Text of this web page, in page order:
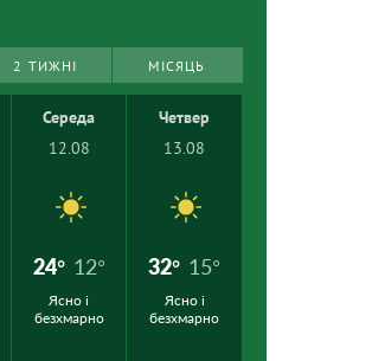
2 ТИЖНІ МІСЯЦЬ
Середа
12.08
24° 12°
Ясно і
безхмарно
Четвер
13.08
32° 15°
Ясно і
безхмарно